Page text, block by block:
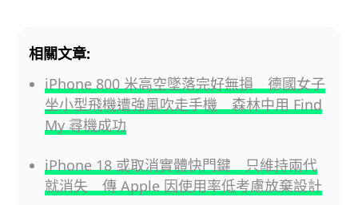
相關文章:
iPhone 800 米高空墜落完好無損 德國女子
坐小型飛機遭強風吹走手機 森林中用 Find
My 尋機成功
iPhone 18 或取消實體快門鍵 只維持兩代
就消失 傳 Apple 因使用率低考慮放棄設計